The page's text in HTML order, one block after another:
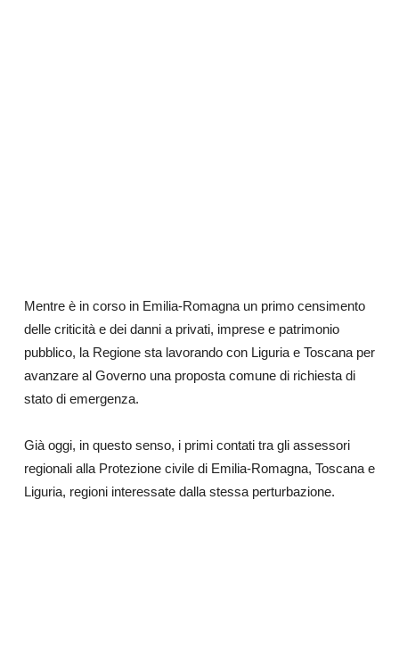
Mentre è in corso in Emilia-Romagna un primo censimento
delle criticità e dei danni a privati, imprese e patrimonio
pubblico, la Regione sta lavorando con Liguria e Toscana per
avanzare al Governo una proposta comune di richiesta di
stato di emergenza.
Già oggi, in questo senso, i primi contati tra gli assessori
regionali alla Protezione civile di Emilia-Romagna, Toscana e
Liguria, regioni interessate dalla stessa perturbazione.